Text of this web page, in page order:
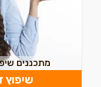
מתכננים